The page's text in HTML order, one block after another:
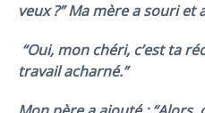
veux ?” Ma mère a souri et
“Oui, mon chéri, c’est ta
travail acharné.”